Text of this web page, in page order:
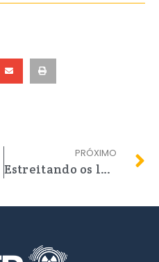
PRÓXIMO
Estreitando os laços